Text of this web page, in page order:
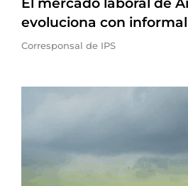
evoluciona con
Corresponsal de IPS